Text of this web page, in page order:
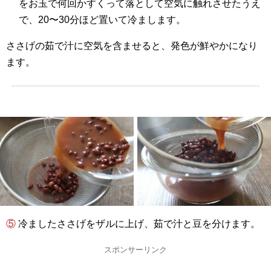
をお玉で何回かすくって落として空気に触れさせたうえ
で、20〜30分ほど置いて冷まします。
ささげの茹で汁に空気を含ませると、発色が鮮やかになり
ます。
⑤ 冷ましたささげをザルに上げ、茹で汁と豆を分けます。
スポンサーリンク